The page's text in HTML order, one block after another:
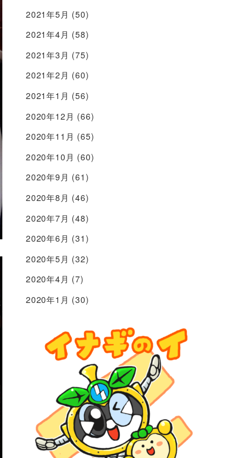
2021年5月 (50)
2021年4月 (58)
2021年3月 (75)
2021年2月 (60)
2021年1月 (56)
2020年12月 (66)
2020年11月 (65)
2020年10月 (60)
2020年9月 (61)
2020年8月 (46)
2020年7月 (48)
2020年6月 (31)
2020年5月 (32)
2020年4月 (7)
2020年1月 (30)